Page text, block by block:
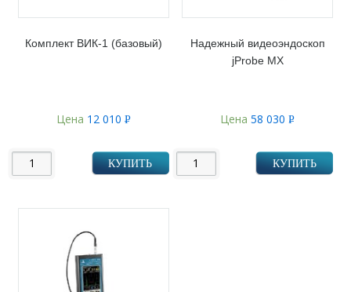
Комплект ВИК-1 (базовый)
Цена 12 010 Р
КУПИТЬ
Надежный видеоэндоскоп
jProbe MX
Цена58 030Р
КУПИТЬ